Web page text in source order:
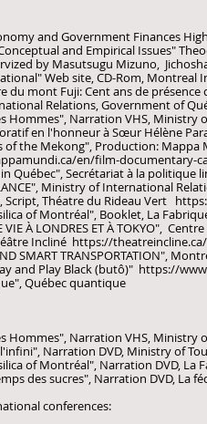
and Government Finances
and Empirical Issues"
by Masutsugu Mizuno,
Web site, CD-Rom, Montreal
du mont Fuji: Cent ans de présence
Relations, Government of
Hommes", Narration VHS,
en l'honneur à Sœur Hélène
of the Mekong", Production: Mappa
en/film-documentary-
Québec", Secrétariat à la politique
Ministry of International
Script, Théatre du Rideau Vert
of Montréal", Booklet, La
VIE À LONDRES ET À TOKYO",
Incliné https://
SMART TRANSPORTATION",
and Play Black (butô)" https://
Québec quantique
Hommes", Narration VHS,
l'infini", Narration DVD, Ministry of
of Montréal", Narration DVD, La
des sucres", Narration DVD, La
conferences: